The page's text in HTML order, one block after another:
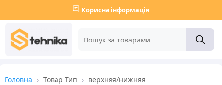
Корисна інформація
Головна › Товар Тип › верхняя/нижняя